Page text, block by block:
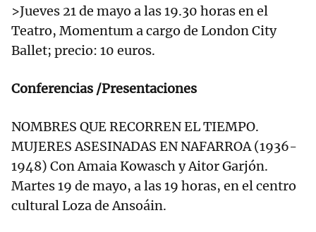
>Jueves 21 de mayo a las 19.30 horas en el
Teatro, Momentum a cargo de London City
Ballet; precio: 10 euros.
Conferencias /Presentaciones
NOMBRES QUE RECORREN EL TIEMPO.
MUJERES ASESINADAS EN NAFARROA (1936-
1948) Con Amaia Kowasch y Aitor Garjón.
Martes 19 de mayo, a las 19 horas, en el centro
cultural Loza de Ansoáin.